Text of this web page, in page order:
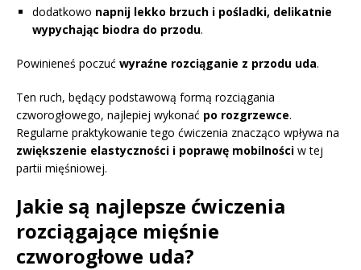
dodatkowo napnij lekko brzuch i pośladki, delikatnie
wypychając biodra do przodu.
Powinieneś poczuć wyraźne rozciąganie z przodu uda.
Ten ruch, będący podstawową formą rozciągania
czworogłowego, najlepiej wykonać po rozgrzewce.
Regularne praktykowanie tego ćwiczenia znacząco wpływa na
zwiększenie elastyczności i poprawę mobilności w tej
partii mięśniowej.
Jakie są najlepsze ćwiczenia
rozciągające mięśnie
czworogłowe uda?